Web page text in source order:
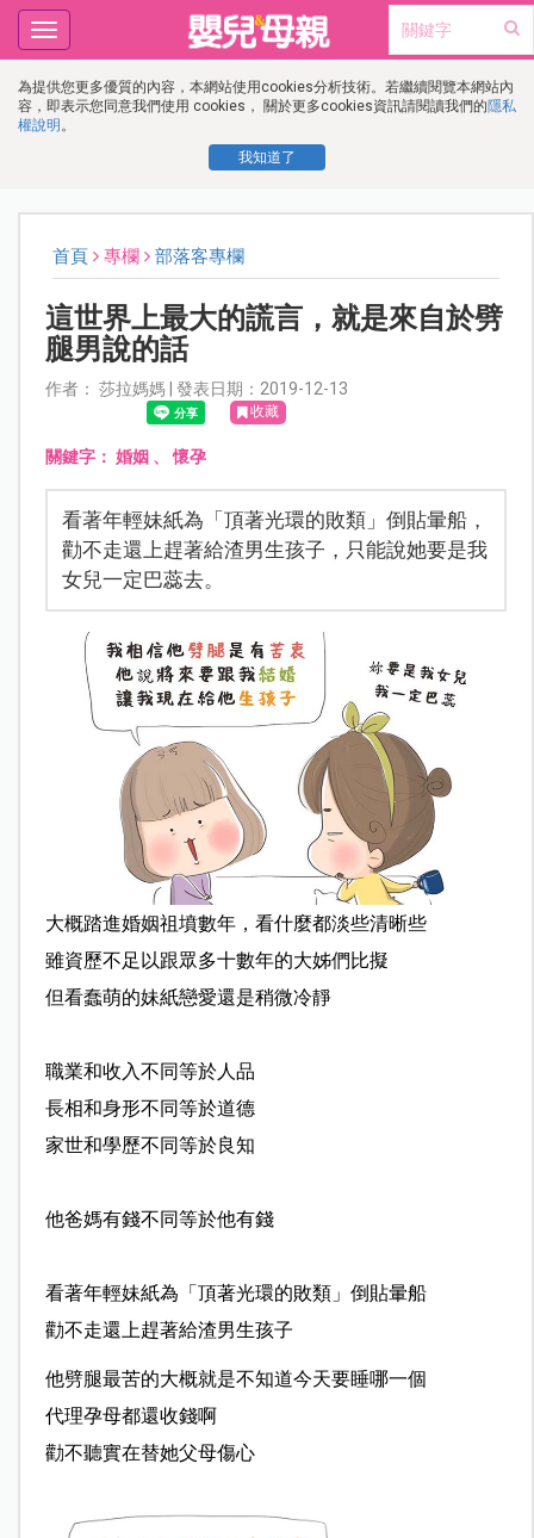
為提供您更多優質的內容，本網站使用cookies分析技術。若繼續閱覽本網站內
容，即表示您同意我們使用 cookies， 關於更多cookies資訊請閱讀我們的隱私
權說明 。
我知道了
Toggle
navigation
首頁 專欄 部落客專欄
這世界上最大的謊言，就是來自於劈
腿男說的話
作者： 莎拉媽媽 | 發表日期：2019-12-13
收藏
關鍵字： 婚姻 、懷孕
看著年輕妹紙為「頂著光環的敗類」倒貼暈船，
勸不走還上趕著給渣男生孩子，只能說她要是我
女兒一定巴蕊去。
大概踏進婚姻祖墳數年，看什麼都淡些清晰些
雖資歷不足以跟眾多十數年的大姊們比擬
但看蠢萌的妹紙戀愛還是稍微冷靜
職業和收入不同等於人品
長相和身形不同等於道德
家世和學歷不同等於良知
他爸媽有錢不同等於他有錢
看著年輕妹紙為「頂著光環的敗類」倒貼暈船
勸不走還上趕著給渣男生孩子
他劈腿最苦的大概就是不知道今天要睡哪一個
代理孕母都還收錢啊
勸不聽實在替她父母傷心